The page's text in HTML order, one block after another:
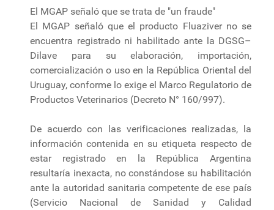
El MGAP señaló que se trata de "un fraude"
El MGAP señaló que el producto Fluaziver no se
encuentra registrado ni habilitado ante la DGSG–
Dilave para su elaboración, importación,
comercialización o uso en la República Oriental del
Uruguay, conforme lo exige el Marco Regulatorio de
Productos Veterinarios (Decreto N° 160/997).
De acuerdo con las verificaciones realizadas, la
información contenida en su etiqueta respecto de
estar registrado en la República Argentina
resultaría inexacta, no constándose su habilitación
ante la autoridad sanitaria competente de ese país
(Servicio Nacional de Sanidad y Calidad